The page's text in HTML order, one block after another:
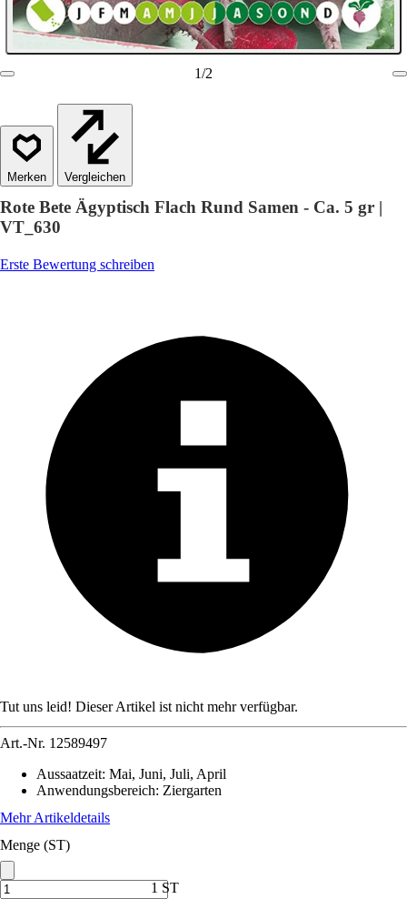
1/2
Vergleichen
Rote Bete Ägyptisch Flach Rund Samen - Ca. 5 gr |
VT_630
Erste Bewertung schreiben
Tut uns leid! Dieser Artikel ist nicht mehr verfügbar.
Art.-Nr. 12589497
Aussaatzeit: Mai, Juni, Juli, April
Anwendungsbereich: Ziergarten
Mehr Artikeldetails
Menge (ST)
1 ST